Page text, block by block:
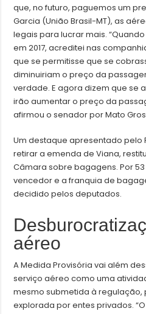
que, no futuro, paguemos um
Garcia (União Brasil-MT), as
legais para lucrar mais.
em 2017, acreditei nas
que se permitisse que se
diminuiriam o preço da
verdade. E agora dizem que se
irão aumentar o preço da
afirmou o senador por Mato
Um destaque apresentado pelo
retirar a emenda de Viana,
Câmara sobre bagagens. Por 53
vencedor e a franquia de
decidido pelos deputados.
aéreo
A Medida Provisória vai além
serviço aéreo como uma
mesmo submetida à regulação,
explorada por entes privados.